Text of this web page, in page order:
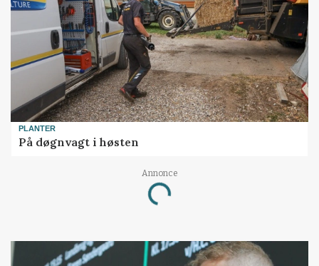
PLANTER
På døgnvagt i høsten
Annonce
Loading...